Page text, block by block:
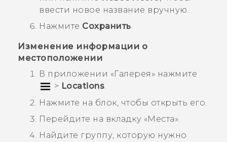
ввести новое название вручную.
Нажмите Сохранить.
Изменение информации о
местоположении
В приложении «Галерея » нажмите
> Locations.
Нажмите на блок, чтобы открыть его.
Перейдите на вкладку «Места».
Найдите группу, которую нужно